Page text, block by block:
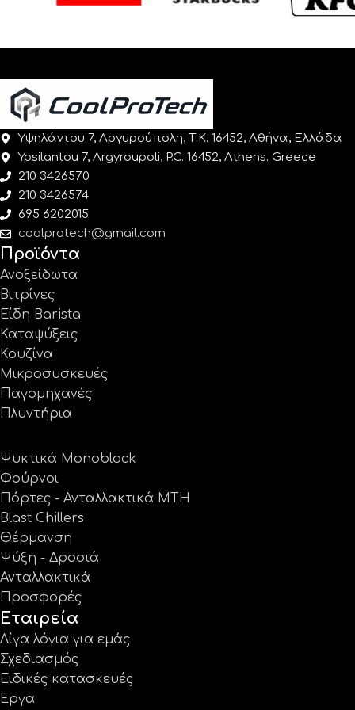
Υψηλάντου 7, Αργυρούπολη, Τ.Κ. 16452, Αθήνα, Ελλάδα
Ypsilantou 7, Argyroupoli, P.C. 16452, Athens. Greece
210 3426570
210 3426574
695 6202015
coolprotech@gmail.com
Προϊόντα
Ανοξείδωτα
Βιτρίνες
Είδη Barista
Καταψύξεις
Κουζίνα
Μικροσυσκευές
Παγομηχανές
Πλυντήρια
Ψυκτικά Monoblock
Φούρνοι
Πόρτες - Ανταλλακτικά MTH
Blast Chillers
Θέρμανση
Ψύξη - Δροσιά
Ανταλλακτικά
Προσφορές
Εταιρεία
Λίγα λόγια για εμάς
Σχεδιασμός
Ειδικές κατασκευές
Έργα